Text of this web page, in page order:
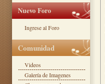
Nuevo Foro
Ingrese al Foro
Comunidad
Videos
Galería de Imagenes